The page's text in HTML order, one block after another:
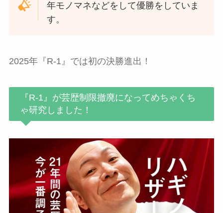
年モノマネなどをして優勝をしていま
す。
2025年『R-1』では初の決勝進出！
『R-1』が芸歴制限撤廃になってめちゃくち
ゃ研究しました！